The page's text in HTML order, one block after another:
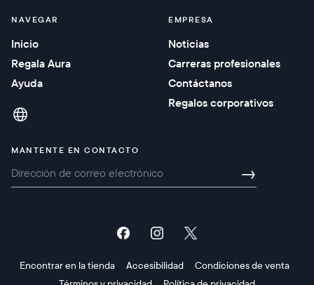
NAVEGAR
Inicio
Regala Aura
Ayuda
EMPRESA
Noticias
Carreras profesionales
Contáctanos
Regalos corporativos
MANTENTE EN CONTACTO
→
Encontrar en la tienda Accesibilidad
Condiciones de venta